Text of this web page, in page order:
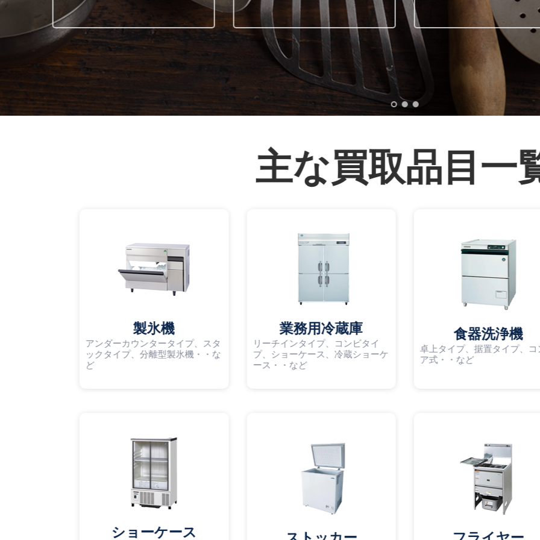
主な買取品目一
製氷機
アンダーカウンタータイプ、スタ
ックタイプ、分離型製氷機・・な
ど
業務用冷蔵庫
リーチインタイプ、コンビタイ
プ、ショーケース、冷蔵ショーケ
ース・・など
食器洗浄機
卓上タイプ、据置タイプ、コ
ア式・・など
ショーケース